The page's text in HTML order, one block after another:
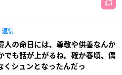
返信
人の命日には、尊敬や供養なんか
でも話が上がるね。確か春頃、偶
くシュンとなったんだっ